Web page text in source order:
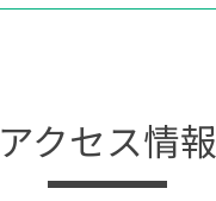
アクセス情報